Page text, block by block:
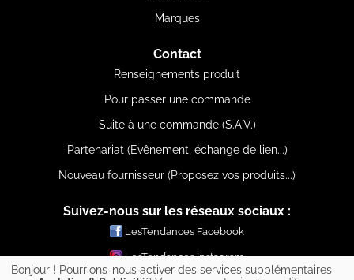
Marques
Contact
Renseignements produit
Pour passer une commande
Suite à une commande (S.A.V.)
Partenariat (Evênement, échange de lien...)
Nouveau fournisseur (Proposez vos produits...)
Suivez-nous sur les réseaux sociaux :
LesTendances Facebook
LesTendances Instagram
Bonjour ! Pourrions-nous activer des services supplémentaires